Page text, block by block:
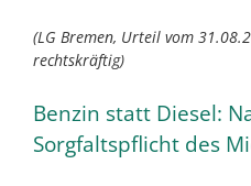
(LG Bremen, Urteil vom
rechtskräftig)
Benzin statt Diesel:
Sorgfaltspflicht des